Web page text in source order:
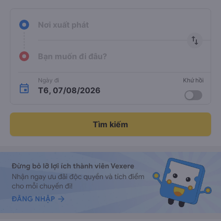
Nơi xuất phát
import_export
Bạn muốn đi đâu?
Ngày đi
T6, 07/08/2026
Khứ hồi
Tìm kiếm